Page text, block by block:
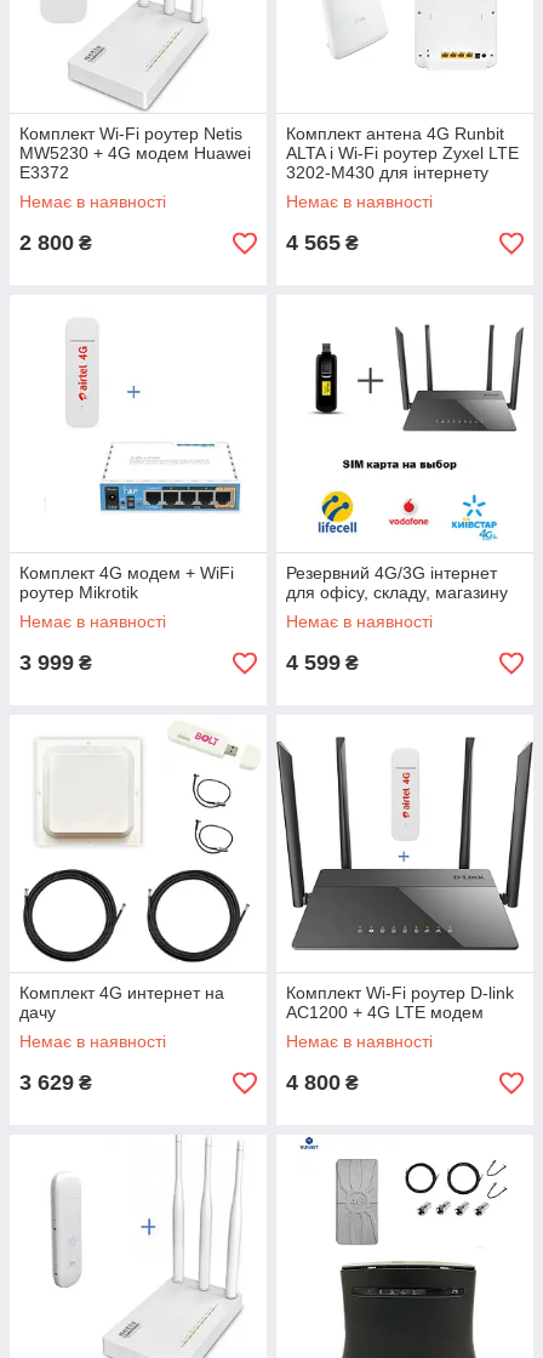
Комплект Wi-Fi роутер Netis
MW5230 + 4G модем Huawei
E3372
Немає в наявності
2 800 ₴
Комплект антена 4G Runbit
ALTA і Wi-Fi роутер Zyxel LTE
3202-M430 для інтернету
Немає в наявності
4 565 ₴
Комплект 4G модем + WiFi
роутер Mikrotik
Немає в наявності
3 999 ₴
Резервний 4G/3G інтернет
для офісу, складу, магазину
Немає в наявності
4 599 ₴
Комплект 4G интернет на
дачу
Немає в наявності
3 629 ₴
Комплект Wi-Fi роутер D-link
AC1200 + 4G LTE модем
Немає в наявності
4 800 ₴